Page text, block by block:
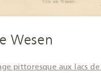
Wesen
pittoresque aux lacs